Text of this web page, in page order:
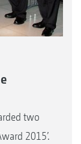
two
2015’.